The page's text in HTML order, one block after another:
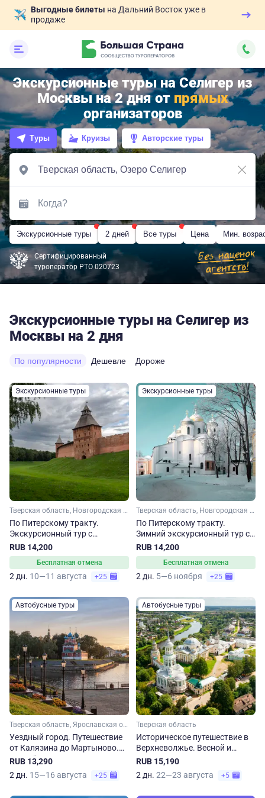
Выгодные билеты на Дальний Восток уже в
продаже
Экскурсионные туры на Селигер из
Москвы на 2 дня от прямых
организаторов
Туры Круизы Авторские туры
Экскурсионные туры 2 дней Все туры Цена Мин.
Сертифицированный
туроператор РТО 020723
Экскурсионные туры на Селигер из
Москвы на 2 дня
По популярности Дешевле Дороже
Экскурсионные туры
Тверская область, Новгородская область, Серебряное кольцо
По Питерскому тракту.
Экскурсионный тур с
посещением Валдая и
Великого Новгорода
RUB 14,200
Бесплатная отмена
2 дн. 10—11 августа +25
Экскурсионные туры
Тверская область, Новгородская область, Серебряное кольцо
По Питерскому тракту.
Зимний экскурсионный тур с
посещением Валдая и
Великого Новгорода
RUB 14,200
Бесплатная отмена
2 дн. 5—6 ноября +25
Автобусные туры
Тверская область, Ярославская область
Уездный город. Путешествие
от Калязина до Мартыново.
Весной и летом
RUB 13,290
2 дн. 15—16 августа +25
Автобусные туры
Тверская область
Историческое путешествие в
Верхневолжье. Весной и
летом
RUB 15,190
2 дн. 22—23 августа +5